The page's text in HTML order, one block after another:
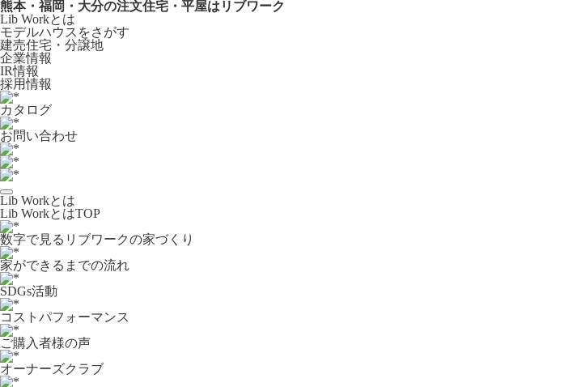
熊本・福岡・大分の注文住宅・平屋はリブワーク
Lib Workとは
モデルハウスをさがす
建売住宅・分譲地
企業情報
IR情報
採用情報
カタログ
お問い合わせ
Lib Workとは
Lib WorkとはTOP
数字で⾒るリブワークの家づくり
家ができるまでの流れ
SDGs活動
コストパフォーマンス
ご購入者様の声
オーナーズクラブ